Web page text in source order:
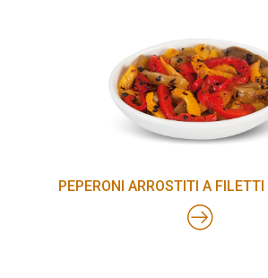
PEPERONI ARROSTITI A FILETTI